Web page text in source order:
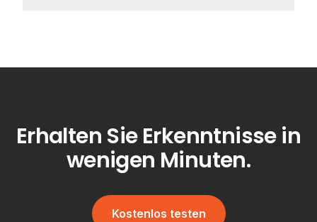
Erhalten Sie Erkenntnisse in
wenigen Minuten.
Kostenlos testen